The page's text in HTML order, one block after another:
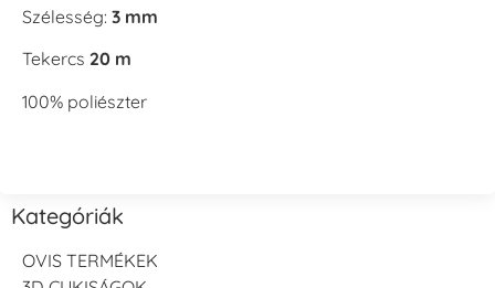
Szélesség: 3 mm
Tekercs 20 m
100% poliészter
Kategóriák
OVIS TERMÉKEK